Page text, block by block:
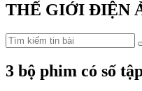
THẾ GIỚI ĐIỆN
3 bộ phim có số